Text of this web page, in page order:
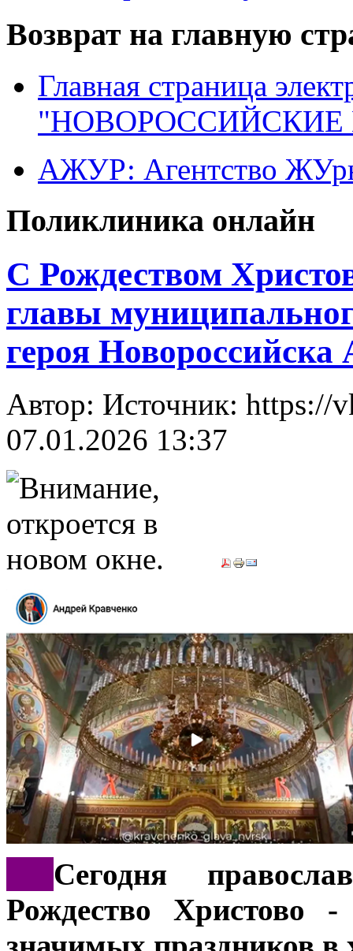
Возврат на главную
Главная страница
"НОВОРОССИЙСКИЕ
АЖУР: Агентство
Поликлиника онлайн
С Рождеством
главы
героя
Автор: Источник: https://
07.01.2026 13:37
Сегодня
Рождество Христово